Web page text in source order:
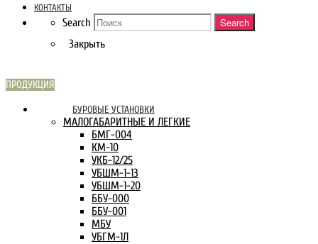
КОНТАКТЫ
Search Search
Закрыть
ПРОДУКЦИЯ
БУРОВЫЕ УСТАНОВКИ
МАЛОГАБАРИТНЫЕ И ЛЕГКИЕ
БМГ-004
КМ-10
УКБ-12/25
УБШМ-1-13
УБШМ-1-20
ББУ-000
ББУ-001
МБУ
УБГМ-1Л